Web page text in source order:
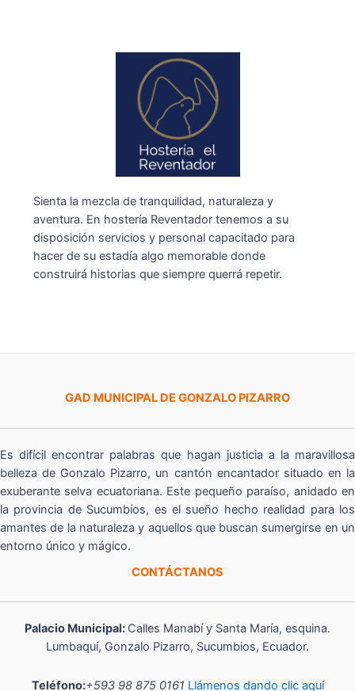
Sienta la mezcla de tranquilidad, naturaleza y
aventura. En hostería Reventador tenemos a su
disposición servicios y personal capacitado para
hacer de su estadía algo memorable donde
construirá historias que siempre querrá repetir.
GAD MUNICIPAL DE GONZALO PIZARRO
Es difícil encontrar palabras que hagan justicia a la maravillosa
belleza de Gonzalo Pizarro, un cantón encantador situado en la
exuberante selva ecuatoriana. Este pequeño paraíso, anidado en
la provincia de Sucumbíos, es el sueño hecho realidad para los
amantes de la naturaleza y aquellos que buscan sumergirse en un
entorno único y mágico.
CONTÁCTANOS
Palacio Municipal: Calles Manabí y Santa María, esquina.
Lumbaquí, Gonzalo Pizarro, Sucumbios, Ecuador.
Teléfono:+593 98 875 0161 Llámenos dando clic aquí